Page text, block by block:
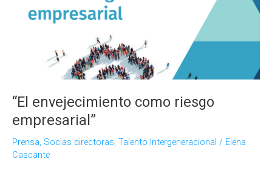
integración
intergeneracional
“El envejecimiento como riesgo
empresarial”
Prensa, Socias directoras, Talento Intergeneracional / Elena
Cascante